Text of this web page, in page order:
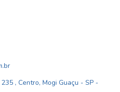
, Centro, Mogi Guaçu - SP -